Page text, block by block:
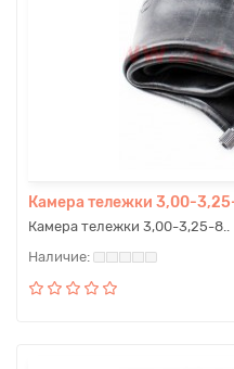
Камера тележки 3,00-
Камера тележки 3,00-3,25-8..